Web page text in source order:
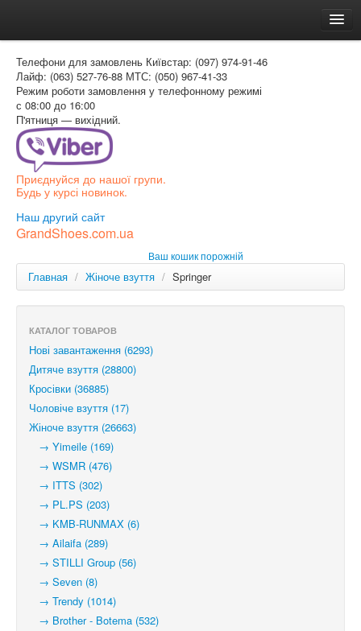
Доставка и оплата
Как заказать
Контакти
Таблиця розмірів
Вхід для покупця
РОС
Телефони для замовлень Київстар: (097) 974-91-46
Лайф: (063) 527-76-88 МТС: (050) 967-41-33
Режим роботи замовлення у телефонному режимі
с 08:00 до 16:00
П'ятниця — вихідний.
Приєднуйся до нашої групи.
Будь у курсі новинок.
Наш другий сайт
GrandShoes.com.ua
Ваш кошик порожній
Главная / Жіноче взуття / Springer
КАТАЛОГ ТОВАРОВ
Нові завантаження (6293)
Дитяче взуття (28800)
Кросівки (36885)
Чоловіче взуття (17)
Жіноче взуття (26663)
→ Yimeile (169)
→ WSMR (476)
→ ITTS (302)
→ PL.PS (203)
→ KMB-RUNMAX (6)
→ Ailaifa (289)
→ STILLI Group (56)
→ Seven (8)
→ Trendy (1014)
→ Brother - Botema (532)